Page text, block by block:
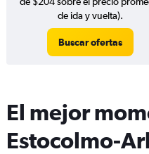
de ida y vuelta).
Buscar ofertas
El mejor
Estocolmo-